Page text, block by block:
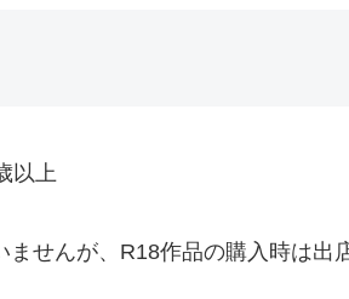
以上
せんが、R18作品の購入時は出